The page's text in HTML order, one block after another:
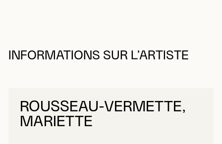
INFORMATIONS SUR L’ARTISTE
ROUSSEAU-VERMETTE,
MARIETTE